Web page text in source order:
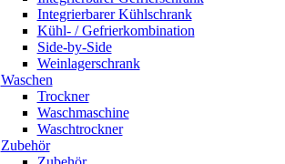
Integrierbarer Kühlschrank
Kühl- / Gefrierkombination
Side-by-Side
Weinlagerschrank
Waschen
Trockner
Waschmaschine
Waschtrockner
Zubehör